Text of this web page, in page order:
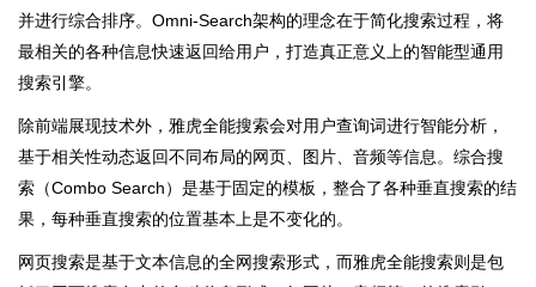
并进行综合排序。Omni-Search架构的理念在于简化搜索过程，将
最相关的各种信息快速返回给用户，打造真正意义上的智能型通用
搜索引擎。
除前端展现技术外，雅虎全能搜索会对用户查询词进行智能分析，
基于相关性动态返回不同布局的网页、图片、音频等信息。综合搜
索（Combo Search）是基于固定的模板，整合了各种垂直搜索的结
果，每种垂直搜索的位置基本上是不变化的。
网页搜索是基于文本信息的全网搜索形式，而雅虎全能搜索则是包